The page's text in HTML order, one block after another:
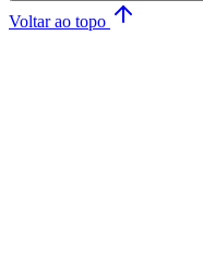
Voltar ao topo